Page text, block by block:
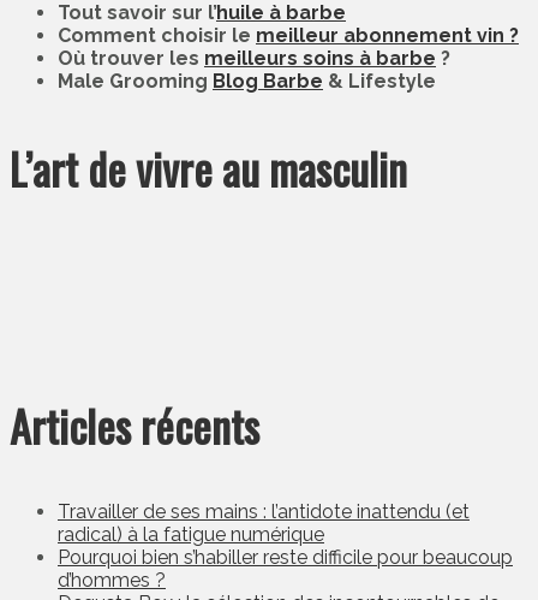
Tout savoir sur l’huile à barbe
Comment choisir le meilleur abonnement vin ?
Où trouver les meilleurs soins à barbe ?
Male Grooming Blog Barbe & Lifestyle
L’art de vivre au masculin
Articles récents
Travailler de ses mains : l’antidote inattendu (et
radical) à la fatigue numérique
Pourquoi bien s’habiller reste difficile pour beaucoup
d’hommes ?